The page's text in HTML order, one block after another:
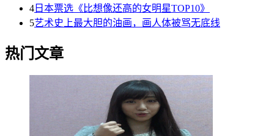
4 日本票选《比想像还高的女明星TOP10》
5艺术史上最大胆的油画，画人体被骂无底线
热门文章